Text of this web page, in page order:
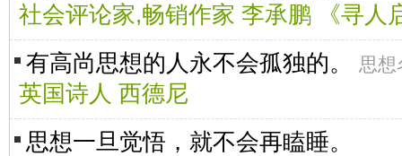
社会评论家,畅销作家 李承鹏 《寻人
有高尚思想的人永不会孤独的。
思想
英国诗人 西德尼
思想一旦觉悟，就不会再瞌睡。